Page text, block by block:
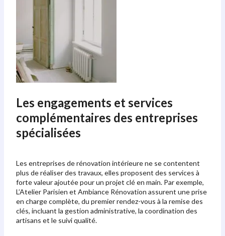
Les engagements et services
complémentaires des entreprises
spécialisées
Les entreprises de rénovation intérieure ne se contentent
plus de réaliser des travaux, elles proposent des services à
forte valeur ajoutée pour un projet clé en main. Par exemple,
L’Atelier Parisien et Ambiance Rénovation assurent une prise
en charge complète, du premier rendez-vous à la remise des
clés, incluant la gestion administrative, la coordination des
artisans et le suivi qualité.